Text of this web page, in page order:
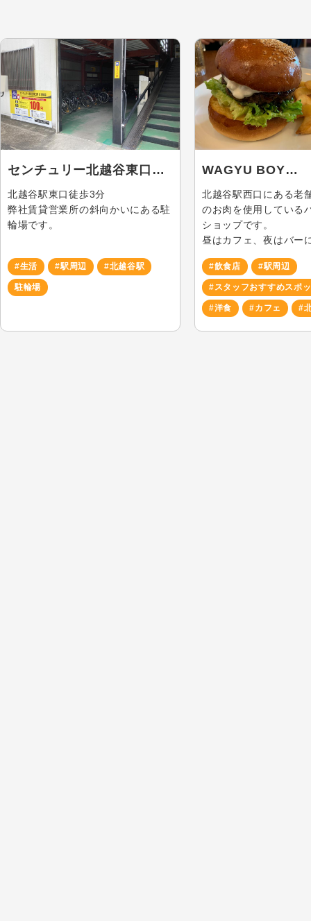
センチュリー北越谷東口第2
北越谷駅東口徒歩3分
弊社賃貸営業所の斜向かいにある駐
輪場です。
#生活 #駅周辺 #北越谷駅
駐輪場
WAGYU BOY
北越谷駅西口にある老
のお肉を使用している
ショップです。
昼はカフェ、夜はバー
#飲食店 #駅周辺
#スタッフおすすめスポ
#洋食 #カフェ #